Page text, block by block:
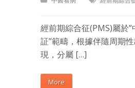
經前期綜合征(PMS)屬於
証”範疇，根據伴隨周期
現，分屬 […]
More